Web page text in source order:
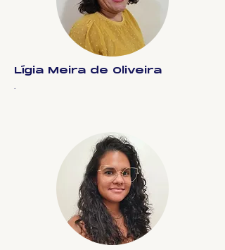
Lígia Meira de Oliveira
.